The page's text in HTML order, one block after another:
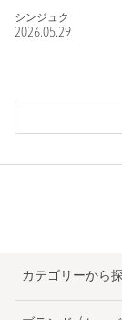
シンジュク
2026.05.29
カテゴリーから